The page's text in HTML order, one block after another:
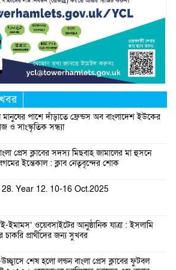
পাশে দাঁড়াতে ফ্রেন্ডস অব বাংলাদেশ ইউকের
ও সাংস্কৃতিক সন্ধ্যা
প্রেস ক্লাবের সদস্য মিছবাহ জামালের মা হুসনে
ইন্তেকাল : ক্লাব নেতৃবৃন্দের শোক
Year 12. 10-16 Oct.2025
ইমামস’ ওয়েবসাইটের আনুষ্ঠানিক যাত্রা : ইসলামি
চাকরি প্রার্থীদের জন্য সুখবর
শেষ হলো লন্ডন বাংলা প্রেস ক্লাবের ফুটবল